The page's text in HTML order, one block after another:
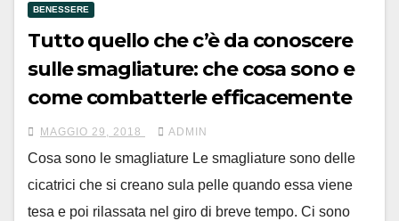
BENESSERE
Tutto quello che c’è da conoscere
sulle smagliature: che cosa sono e
come combatterle efficacemente
MAGGIO 29, 2018 ADMIN
Cosa sono le smagliature Le smagliature sono delle
cicatrici che si creano sula pelle quando essa viene
tesa e poi rilassata nel giro di breve tempo. Ci sono